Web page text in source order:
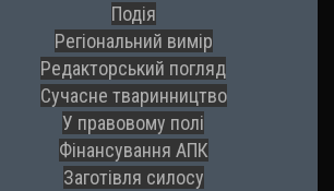
Подія
Регіональний вимір
Редакторський погляд
Сучасне тваринництво
У правовому полі
Фінансування АПК
Заготівля силосу